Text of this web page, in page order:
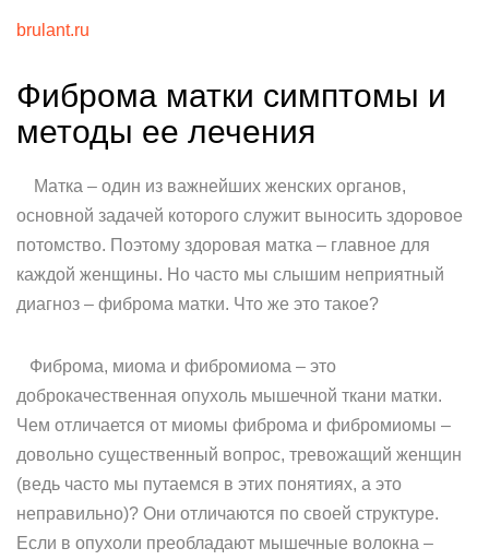
brulant.ru
Фиброма матки симптомы и
методы ее лечения
Матка – один из важнейших женских органов,
основной задачей которого служит выносить здоровое
потомство. Поэтому здоровая матка – главное для
каждой женщины. Но часто мы слышим неприятный
диагноз – фиброма матки. Что же это такое?
Фиброма, миома и фибромиома – это
доброкачественная опухоль мышечной ткани матки.
Чем отличается от миомы фиброма и фибромиомы –
довольно существенный вопрос, тревожащий женщин
(ведь часто мы путаемся в этих понятиях, а это
неправильно)? Они отличаются по своей структуре.
Если в опухоли преобладают мышечные волокна –